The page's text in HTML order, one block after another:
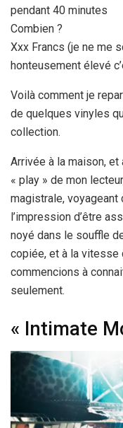
pendant 40 minutes
Combien ?
Xxx Francs (je ne me
honteusement élevé
Voilà comment je
de quelques vinyles
collection.
Arrivée à la maison,
« play » de mon
magistrale, voyageant
l’impression d’être
noyé dans le souffle
copiée, et à la vitesse
commencions à
seulement.
« Intimate